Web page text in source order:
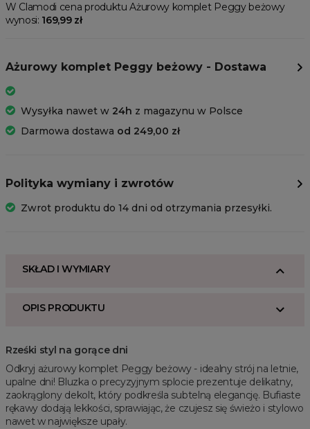
W Clamodi cena produktu Ażurowy komplet Peggy beżowy
wynosi: 169,99 zł
Ażurowy komplet Peggy beżowy - Dostawa
Wysyłka nawet w 24h z magazynu w Polsce
Darmowa dostawa od 249,00 zł
Polityka wymiany i zwrotów
Zwrot produktu do 14 dni od otrzymania przesyłki.
SKŁAD I WYMIARY
OPIS PRODUKTU
Rześki styl na gorące dni
Odkryj ażurowy komplet Peggy beżowy - idealny strój na letnie,
upalne dni! Bluzka o precyzyjnym splocie prezentuje delikatny,
zaokrąglony dekolt, który podkreśla subtelną elegancję. Bufiaste
rękawy dodają lekkości, sprawiając, że czujesz się świeżo i stylowo
nawet w największe upały.